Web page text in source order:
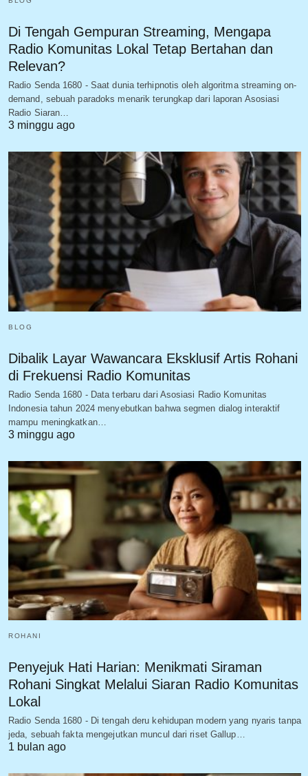
Di Tengah Gempuran Streaming, Mengapa
Radio Komunitas Lokal Tetap Bertahan dan
Relevan?
Radio Senda 1680 - Saat dunia terhipnotis oleh algoritma streaming on-
demand, sebuah paradoks menarik terungkap dari laporan Asosiasi
Radio Siaran…
3 minggu ago
BLOG
Dibalik Layar Wawancara Eksklusif Artis Rohani
di Frekuensi Radio Komunitas
Radio Senda 1680 - Data terbaru dari Asosiasi Radio Komunitas
Indonesia tahun 2024 menyebutkan bahwa segmen dialog interaktif
mampu meningkatkan…
3 minggu ago
ROHANI
Penyejuk Hati Harian: Menikmati Siraman
Rohani Singkat Melalui Siaran Radio Komunitas
Lokal
Radio Senda 1680 - Di tengah deru kehidupan modern yang nyaris tanpa
jeda, sebuah fakta mengejutkan muncul dari riset Gallup…
1 bulan ago